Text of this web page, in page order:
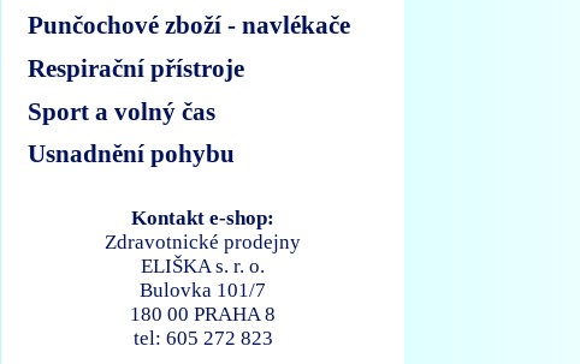
Punčochové zboží - navlékače
Respirační přístroje
Sport a volný čas
Usnadnění pohybu
Kontakt e-shop:
Zdravotnické prodejny
ELIŠKA s. r. o.
Bulovka 101/7
180 00 PRAHA 8
tel: 605 272 823